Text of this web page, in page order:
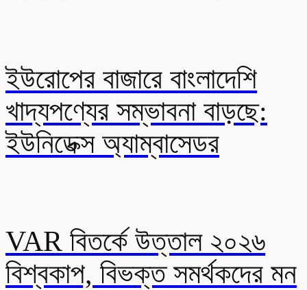
ইউরোপের বাজারে বাংলাদেশি
খাদ্যপণ্যের সম্ভাবনা বাড়ছে:
ইউনিডেক্স অ্যাম্বাসেডর
VAR বিতর্কে উত্তাল ২০২৬
বিশ্বকাপ, বিভক্ত সমর্থকদের মন